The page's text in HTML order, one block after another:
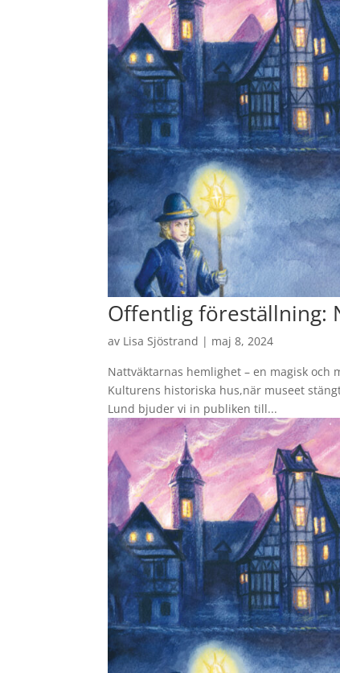
Offentlig föreställning:
av Lisa Sjöstrand | maj 8, 2024
Nattväktarnas hemlighet – en magisk
Kulturens historiska hus,när museet
Lund bjuder vi in publiken till...